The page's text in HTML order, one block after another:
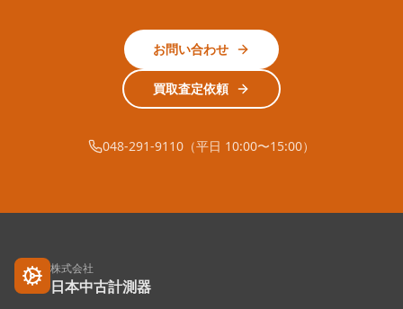
お問い合わせ
買取査定依頼
048-291-9110（平日 10:00〜15:00）
株式会社
日本中古計測器